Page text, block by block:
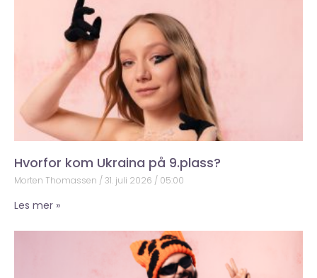
Hvorfor kom Ukraina på 9.plass?
Morten Thomassen 31. juli 2026 05:00
Les mer »